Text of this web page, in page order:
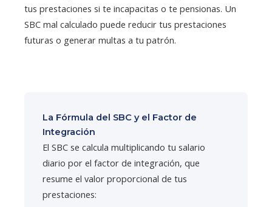
tus prestaciones si te incapacitas o te pensionas. Un
SBC mal calculado puede reducir tus prestaciones
futuras o generar multas a tu patrón.
La Fórmula del SBC y el Factor de
Integración
El SBC se calcula multiplicando tu salario
diario por el factor de integración, que
resume el valor proporcional de tus
prestaciones: